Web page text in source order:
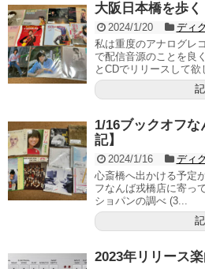
大阪日本橋を歩く
2024/1/20 ディ
私は重度のアナログレ
で配信音源のことを良
とCDでリリースして
1/16ブックオフ
記】
2024/1/16 ディ
心斎橋へ出かける予定
フなんば戎橋店に寄っ
ショパンの調べ (3...
2023年リリース